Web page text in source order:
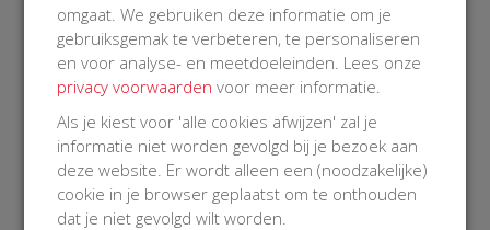
behandeling worden genomen.
Super dat Zeewolde in 2019 er klaar voor is
wanneer elke seconde telt!
EHBO vereniging Zeewolde
Met vriendelijke groet
Karin Broeders
omgaat. We gebruiken deze informatie om je
gebruiksgemak te verbeteren, te personaliseren
en voor analyse- en meetdoeleinden. Lees onze
privacy voorwaarden voor meer informatie.
Als je kiest voor 'alle cookies afwijzen' zal je
informatie niet worden gevolgd bij je bezoek aan
deze website. Er wordt alleen een (noodzakelijke)
cookie in je browser geplaatst om te onthouden
dat je niet gevolgd wilt worden.